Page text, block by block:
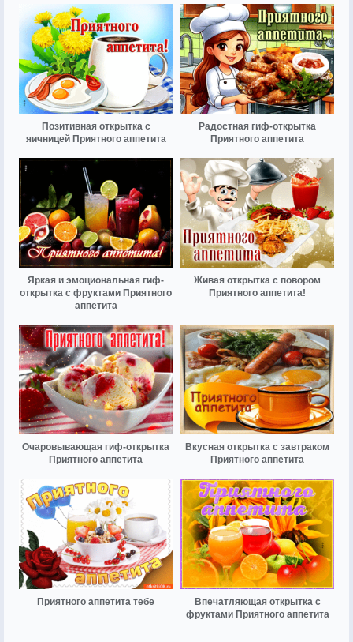
Позитивная открытка с
яичницей Приятного аппетита
Радостная гиф-открытка
Приятного аппетита
Яркая и эмоциональная гиф-
открытка с фруктами Приятного
аппетита
Живая открытка с повором
Приятного аппетита!
Очаровывающая гиф-открытка
Приятного аппетита
Вкусная открытка с завтраком
Приятного аппетита
Приятного аппетита тебе
Впечатляющая открытка с
фруктами Приятного аппетита